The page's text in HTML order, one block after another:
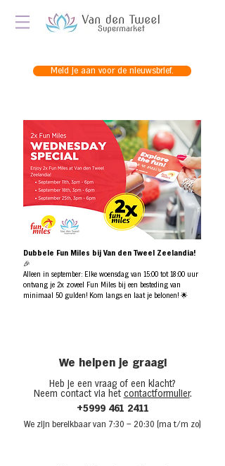
Meld je aan voor de nieuwsbrief.
Dubbele Fun Miles bij Van den Tweel Zeelandia!
🎉
Alleen in september: Elke woensdag van 15:00 tot 18:00 uur
ontvang je 2x zoveel Fun Miles bij een besteding van
minimaal 50 gulden! Kom langs en laat je belonen! 🌟
We helpen je graag!
Heb je een vraag of een klacht?
Neem contact via het contactformulier.
+5999 461 2411
We zijn bereikbaar van 7:30 – 20:30 (ma t/m zo)